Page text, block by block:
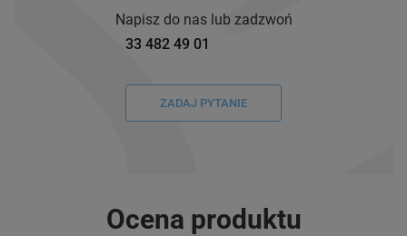
Napisz do nas lub zadzwoń
33 482 49 01
ZADAJ PYTANIE
Ocena produktu